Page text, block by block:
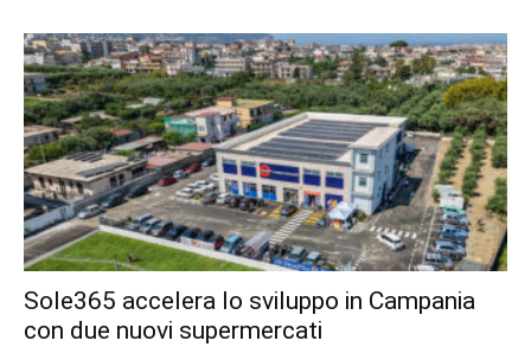
Sole365 accelera lo sviluppo in Campania
con due nuovi supermercati